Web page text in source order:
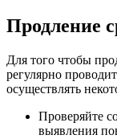
Продление
Для того чтобы
регулярно
осуществлять
Проверяйте
выявления